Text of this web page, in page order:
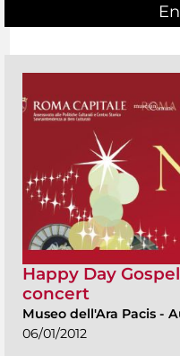
Happy Day
concert
Museo dell'Ara Pacis -
06/01/2012